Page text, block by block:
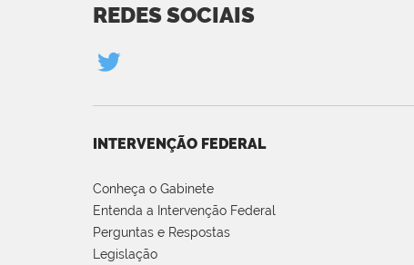
REDES SOCIAIS
INTERVENÇÃO FEDERAL
Conheça o Gabinete
Entenda a Intervenção Federal
Perguntas e Respostas
Legislação